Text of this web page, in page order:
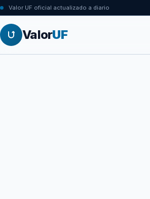
Valor UF oficial actualizado a diario
ValorUF